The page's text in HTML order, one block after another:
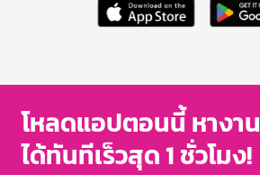
โหลดแอปตอนนี้ หางาน
ได้ทันทีเร็วสุด 1 ชั่วโมง!